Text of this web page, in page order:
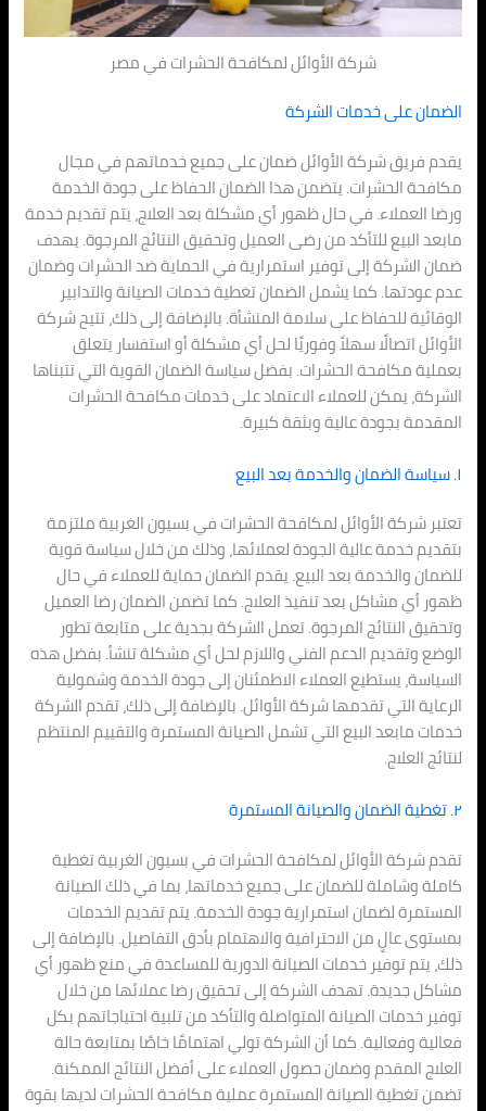
شركة الأوائل لمكافحة الحشرات في مصر
الضمان على خدمات الشركة
يقدم فريق شركة الأوائل ضمان على جميع خدماتهم في مجال
مكافحة الحشرات. يتضمن هذا الضمان الحفاظ على جودة الخدمة
ورضا العملاء. في حال ظهور أي مشكلة بعد العلاج، يتم تقديم خدمة
مابعد البيع للتأكد من رضى العميل وتحقيق النتائج المرجوة. يهدف
ضمان الشركة إلى توفير استمرارية في الحماية ضد الحشرات وضمان
عدم عودتها. كما يشمل الضمان تغطية خدمات الصيانة والتدابير
الوقائية للحفاظ على سلامة المنشأة. بالإضافة إلى ذلك، تتيح شركة
الأوائل اتصالًا سهلاً وفوريًا لحل أي مشكلة أو استفسار يتعلق
بعملية مكافحة الحشرات. بفضل سياسة الضمان القوية التي تتبناها
الشركة، يمكن للعملاء الاعتماد على خدمات مكافحة الحشرات
المقدمة بجودة عالية وبثقة كبيرة.
١. سياسة الضمان والخدمة بعد البيع
تعتبر شركة الأوائل لمكافحة الحشرات في بسيون الغربية ملتزمة
بتقديم خدمة عالية الجودة لعملائها، وذلك من خلال سياسة قوية
للضمان والخدمة بعد البيع. يقدم الضمان حماية للعملاء في حال
ظهور أي مشاكل بعد تنفيذ العلاج. كما تضمن الضمان رضا العميل
وتحقيق النتائج المرجوة. تعمل الشركة بجدية على متابعة تطور
الوضع وتقديم الدعم الفني واللازم لحل أي مشكلة تنشأ. بفضل هذه
السياسة، يستطيع العملاء الاطمئنان إلى جودة الخدمة وشمولية
الرعاية التي تقدمها شركة الأوائل. بالإضافة إلى ذلك، تقدم الشركة
خدمات مابعد البيع التي تشمل الصيانة المستمرة والتقييم المنتظم
لنتائج العلاج.
٢. تغطية الضمان والصيانة المستمرة
تقدم شركة الأوائل لمكافحة الحشرات في بسيون الغربية تغطية
كاملة وشاملة للضمان على جميع خدماتها، بما في ذلك الصيانة
المستمرة لضمان استمرارية جودة الخدمة. يتم تقديم الخدمات
بمستوى عالٍ من الاحترافية والاهتمام بأدق التفاصيل. بالإضافة إلى
ذلك، يتم توفير خدمات الصيانة الدورية للمساعدة في منع ظهور أي
مشاكل جديدة. تهدف الشركة إلى تحقيق رضا عملائها من خلال
توفير خدمات الصيانة المتواصلة والتأكد من تلبية احتياجاتهم بكل
فعالية وفعالية. كما أن الشركة تولي اهتمامًا خاصًا بمتابعة حالة
العلاج المقدم وضمان حصول العملاء على أفضل النتائج الممكنة.
تضمن تغطية الصيانة المستمرة عملية مكافحة الحشرات لديها بقوة